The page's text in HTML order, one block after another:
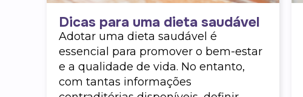
Dicas para uma dieta saudável
Adotar uma dieta saudável é
essencial para promover o bem-estar
e a qualidade de vida. No entanto,
com tantas informações